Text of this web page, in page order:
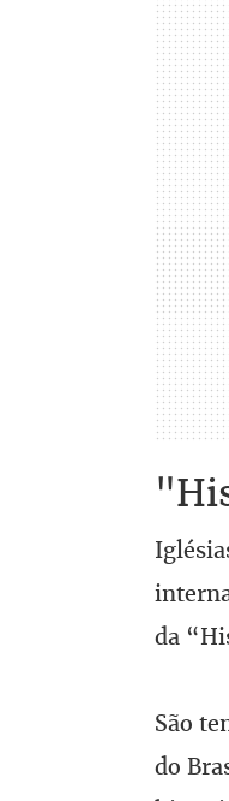
da
São
do